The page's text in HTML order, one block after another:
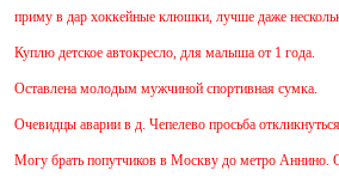
приму в дар хоккейные клюшки, лучше даже несколько:)
Куплю детское автокресло, для малыша от 1 года.
Оставлена молодым мужчиной спортивная сумка.
Очевидцы аварии в д. Чепелево просьба откликнуться.
Могу брать попутчиков в Москву до метро Аннино.